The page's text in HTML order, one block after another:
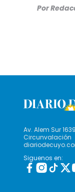
Por
Av. Alem Sur
Circunvalación
Siguenos en: